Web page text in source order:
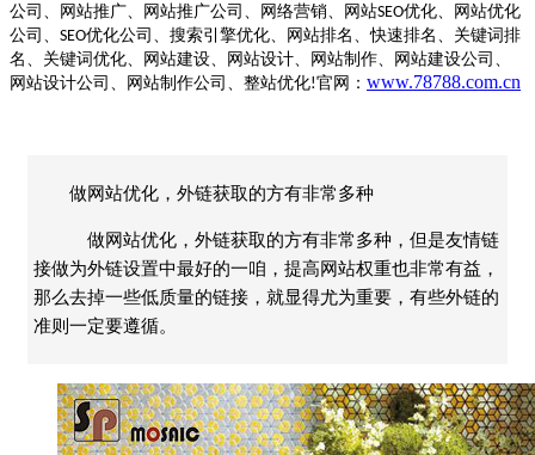
公司、网站推广、网站推广公司、网络营销、网站SEO优化、网站优化
公司、 SEO优化公司、搜索引擎优化、网站排名、快速排名、关键词排
名、关键词优化、网站建设、网站设计、网站制作、网站建设公司、
网站设计公司、网站制作公司、整站优化!官网： www.78788.com.cn
做网站优化，外链获取的方有非常多种
做网站优化，外链获取的方有非常多种，但是友情链
接做为外链设置中最好的一咱，提高网站权重也非常有益，
那么去掉一些低质量的链接，就显得尤为重要，有些外链的
准则一定要遵循。